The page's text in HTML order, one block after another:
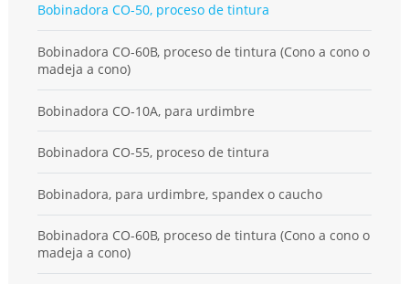
Bobinadora CO-50, proceso de tintura
Bobinadora CO-60B, proceso de tintura (Cono a cono o
madeja a cono)
Bobinadora CO-10A, para urdimbre
Bobinadora CO-55, proceso de tintura
Bobinadora, para urdimbre, spandex o caucho
Bobinadora CO-60B, proceso de tintura (Cono a cono o
madeja a cono)